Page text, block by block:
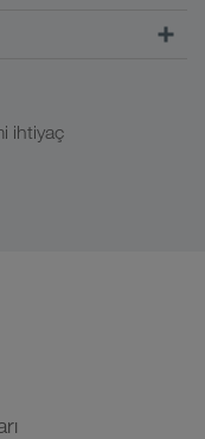
ihtiyaç